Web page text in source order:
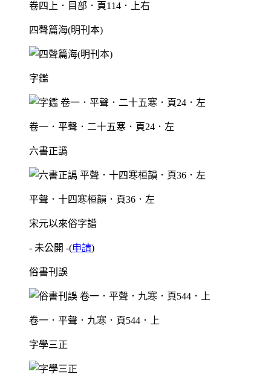
卷四上．目部．頁114．上右
四聲篇海(明刊本)
字鑑
卷一．平聲．二十五寒．頁24．左
六書正譌
平聲．十四寒桓韻．頁36．左
宋元以來俗字譜
- 未公開 -(申請)
俗書刊誤
卷一．平聲．九寒．頁544．上
字學三正